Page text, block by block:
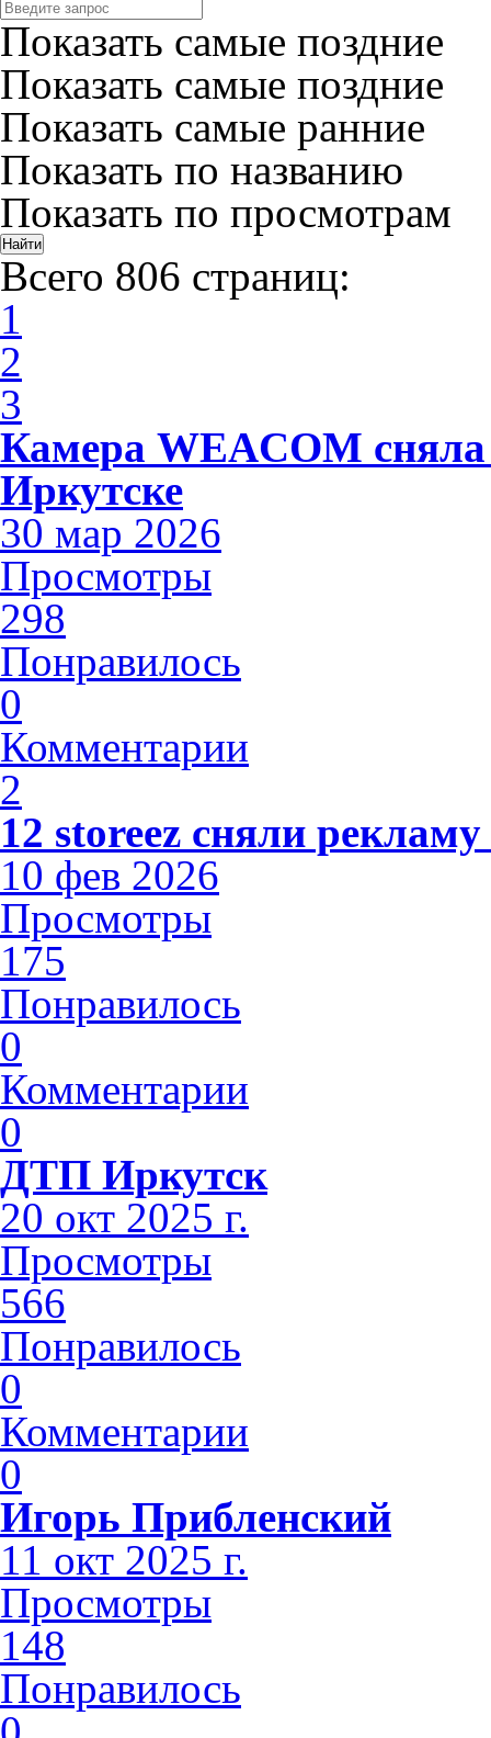
Показать самые поздние
Показать самые поздние
Показать самые ранние
Показать по названию
Показать по просмотрам
Всего 806 страниц:
1
2
3
Камера WEACOM
Иркутске
30 мар 2026
Просмотры
298
Понравилось
0
Комментарии
2
12 storeez сняли
10 фев 2026
Просмотры
175
Понравилось
0
Комментарии
0
ДТП Иркутск
20 окт 2025 г.
Просмотры
566
Понравилось
0
Комментарии
0
Игорь Прибленский
11 окт 2025 г.
Просмотры
148
Понравилось